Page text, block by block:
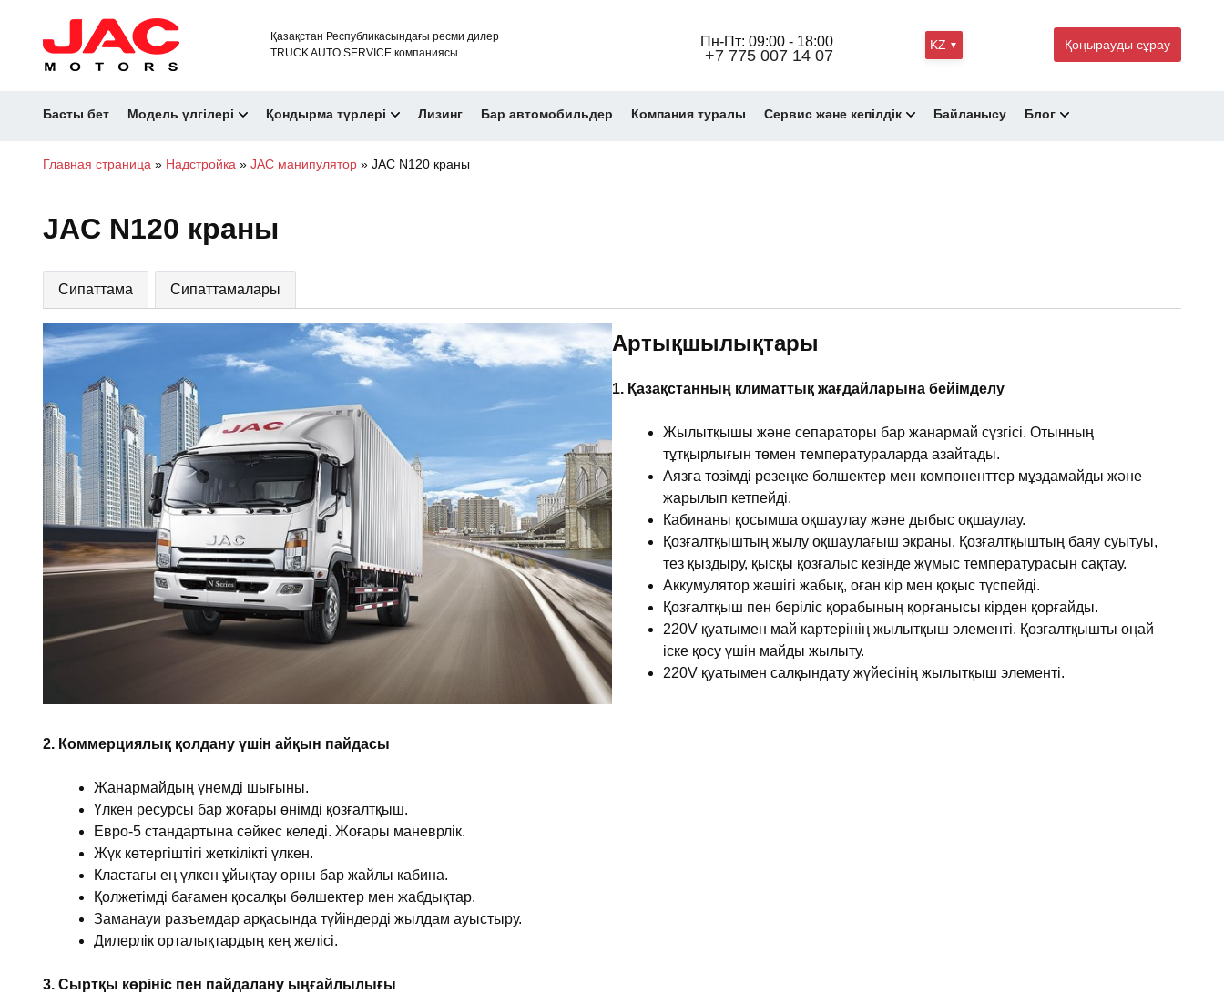
Қазақстан Республикасындағы ресми дилер
TRUCK AUTO SERVICE компаниясы
Пн-Пт: 09:00 - 18:00
+7 775 007 14 07
KZ Қоңырауды сұрау
Басты бет Модель үлгілері Қондырма түрлері Лизинг Бар автомобильдер Компания туралы Cервис және кепілдік Байланысу Блог
Главная страница » Надстройка » JAC манипулятор » JAC N120 краны
JAC N120 краны
Сипаттама Сипаттамалары
Артықшылықтары
1. Қазақстанның климаттық жағдайларына бейімделу
Жылытқышы және сепараторы бар жанармай сүзгісі. Отынның
тұтқырлығын төмен температураларда азайтады.
Аязға төзімді резеңке бөлшектер мен компоненттер мұздамайды және
жарылып кетпейді.
Кабинаны қосымша оқшаулау және дыбыс оқшаулау.
Қозғалтқыштың жылу оқшаулағыш экраны. Қозғалтқыштың баяу суытуы,
тез қыздыру, қысқы қозғалыс кезінде жұмыс температурасын сақтау.
Аккумулятор жәшігі жабық, оған кір мен қоқыс түспейді.
Қозғалтқыш пен беріліс қорабының қорғанысы кірден қорғайды.
220V қуатымен май картерінің жылытқыш элементі. Қозғалтқышты оңай
іске қосу үшін майды жылыту.
220V қуатымен салқындату жүйесінің жылытқыш элементі.
2. Коммерциялық қолдану үшін айқын пайдасы
Жанармайдың үнемді шығыны.
Үлкен ресурсы бар жоғары өнімді қозғалтқыш.
Евро-5 стандартына сәйкес келеді. Жоғары маневрлік.
Жүк көтергіштігі жеткілікті үлкен.
Кластағы ең үлкен ұйықтау орны бар жайлы кабина.
Қолжетімді бағамен қосалқы бөлшектер мен жабдықтар.
Заманауи разъемдар арқасында түйіндерді жылдам ауыстыру.
Дилерлік орталықтардың кең желісі.
3. Сыртқы көрініс пен пайдалану ыңғайлылығы